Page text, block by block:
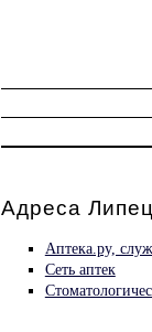
Адреса
Аптека.ру,
Сеть аптек